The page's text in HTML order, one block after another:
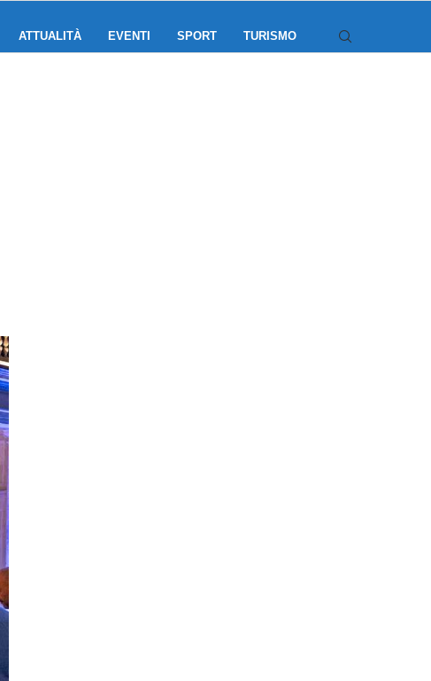
ATTUALITÀ EVENTI SPORT TURISMO